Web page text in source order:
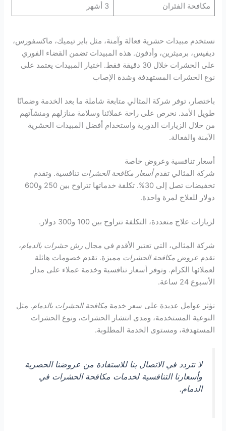
مكافحة الفئران 3 أشهر
نستخدم مبيدات حشرية فعالة وآمنة، مثل باير تيميك، ماكسفورس،
ديفيس، برميثرين، وأدفون. هذه المبيدات تضمن القضاء الفوري
على الحشرات خلال 30 دقيقة فقط. اختيار المبيدات يعتمد على
نوع الحشرات المستهدفة وشدة الإصاب
باختصار، توفر شركة المثالي متابعة شاملة ما بعد الخدمة وضمانًا
طويل الأمد. نحرص على راحة عملائنا وسلامة منازلهم ومنشآتهم
من خلال الزيارات الدورية واستخدام أفضل المبيدات الحشرية
الآمنة والفعالة.
أسعار تنافسية وعروض خاصة
شركة المثالي تقدمأسعار مكافحة الحشرات تنافسية. وتقدم
تخفيضات تصل إلى 30%. تكلفة خدماتها تتراوح بين 250 و600
دولار للعلاج لمرة واحدة.
لزيارات علاج متعددة، التكلفة تتراوح بين 100 و300 دولار.
شركة المثالي، التي تعتبر الأقدم في مجالرش حشرات بالدمام،
تقدم عروض مكافحة الحشرات مميزة. تقدم خصومات هائلة
لعملائها الكرام. وتوفر أسعار تنافسية وخدمة عملاء على مدار
الأسبوع 24 ساعة.
تؤثر عوامل عديدة على سعر خدمة مكافحة الحشرات بالدمام. مثل
النوعية المستخدمة، ومدى انتشار الحشرات، ونوع الحشرات
المستهدفة، ومستوى الخدمة المطلوبة.
لا تتردد في الاتصال بنا للاستفادة من عروضنا الحصرية
وأسعارنا التنافسية لخدمات مكافحة الحشرات في
الدمام.